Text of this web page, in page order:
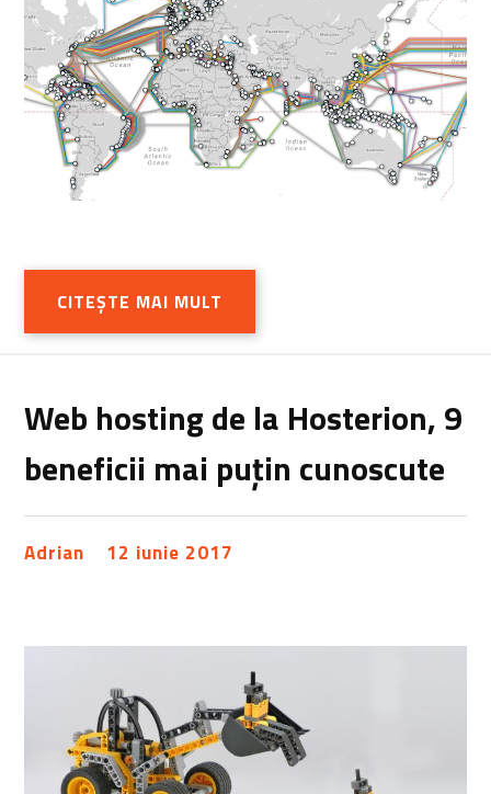
CITEȘTE MAI MULT
Web hosting de la Hosterion, 9
beneficii mai puțin cunoscute
Adrian 12 iunie 2017